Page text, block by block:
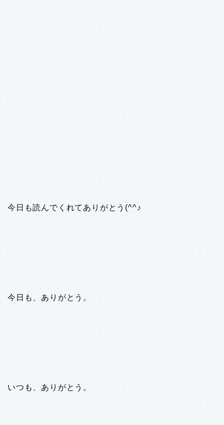
今日も読んでくれてありがとう(^^♪
今日も、ありがとう。
いつも、ありがとう。